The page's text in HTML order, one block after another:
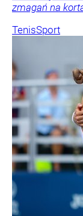
zmagań na
TenisSport